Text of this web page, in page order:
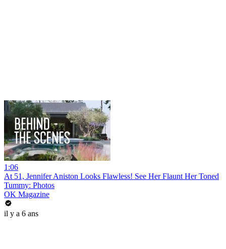
1:06
At 51, Jennifer Aniston Looks Flawless! See Her Flaunt Her Toned
Tummy: Photos
OK Magazine
il y a 6 ans